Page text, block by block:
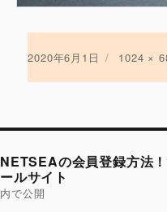
投
2020年6月1日
フ
ズ
1024 ×
投
ナ
ビ
ゲ
ー
NETSEAの会員登録方法
ールサイト
内で公開